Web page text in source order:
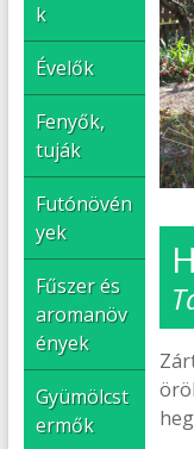
k
Évelők
Fenyők,
tuják
Futónövén
yek
Fűszer és
aromanöv
ények
Gyümölcst
ermők